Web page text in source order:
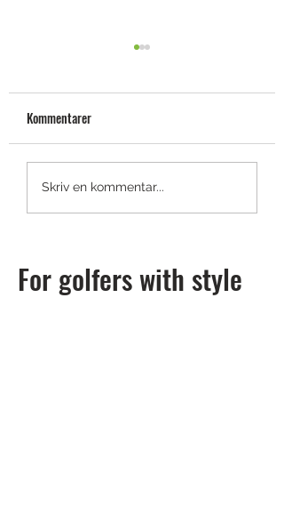
Shotscope LM1: en launch
Kommentarer
Skriv en kommentar...
For golfers with style